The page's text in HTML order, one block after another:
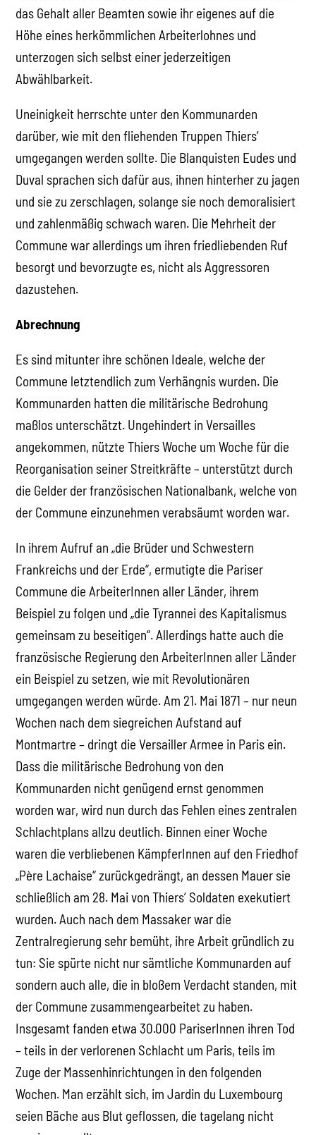
das Gehalt aller Beamten sowie ihr eigenes auf die
Höhe eines herkömmlichen Arbeiterlohnes und
unterzogen sich selbst einer jederzeitigen
Abwählbarkeit.
Uneinigkeit herrschte unter den Kommunarden
darüber, wie mit den fliehenden Truppen Thiers’
umgegangen werden sollte. Die Blanquisten Eudes und
Duval sprachen sich dafür aus, ihnen hinterher zu jagen
und sie zu zerschlagen, solange sie noch demoralisiert
und zahlenmäßig schwach waren. Die Mehrheit der
Commune war allerdings um ihren friedliebenden Ruf
besorgt und bevorzugte es, nicht als Aggressoren
dazustehen.
Abrechnung
Es sind mitunter ihre schönen Ideale, welche der
Commune letztendlich zum Verhängnis wurden. Die
Kommunarden hatten die militärische Bedrohung
maßlos unterschätzt. Ungehindert in Versailles
angekommen, nützte Thiers Woche um Woche für die
Reorganisation seiner Streitkräfte – unterstützt durch
die Gelder der französischen Nationalbank, welche von
der Commune einzunehmen verabsäumt worden war.
In ihrem Aufruf an „die Brüder und Schwestern
Frankreichs und der Erde“, ermutigte die Pariser
Commune die ArbeiterInnen aller Länder, ihrem
Beispiel zu folgen und „die Tyrannei des Kapitalismus
gemeinsam zu beseitigen“. Allerdings hatte auch die
französische Regierung den ArbeiterInnen aller Länder
ein Beispiel zu setzen, wie mit Revolutionären
umgegangen werden würde. Am 21. Mai 1871 – nur neun
Wochen nach dem siegreichen Aufstand auf
Montmartre – dringt die Versailler Armee in Paris ein.
Dass die militärische Bedrohung von den
Kommunarden nicht genügend ernst genommen
worden war, wird nun durch das Fehlen eines zentralen
Schlachtplans allzu deutlich. Binnen einer Woche
waren die verbliebenen KämpferInnen auf den Friedhof
„Père Lachaise“ zurückgedrängt, an dessen Mauer sie
schließlich am 28. Mai von Thiers’ Soldaten exekutiert
wurden. Auch nach dem Massaker war die
Zentralregierung sehr bemüht, ihre Arbeit gründlich zu
tun: Sie spürte nicht nur sämtliche Kommunarden auf
sondern auch alle, die in bloßem Verdacht standen, mit
der Commune zusammengearbeitet zu haben.
Insgesamt fanden etwa 30.000 PariserInnen ihren Tod
– teils in der verlorenen Schlacht um Paris, teils im
Zuge der Massenhinrichtungen in den folgenden
Wochen. Man erzählt sich, im Jardin du Luxembourg
seien Bäche aus Blut geflossen, die tagelang nicht